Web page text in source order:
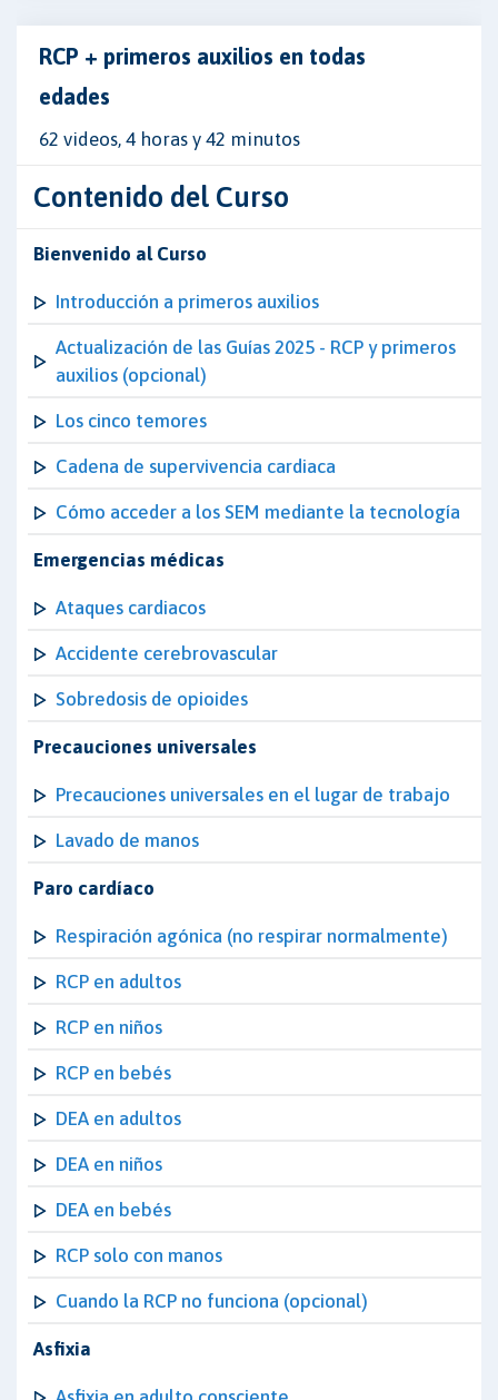
RCP + primeros auxilios en todas
edades
62 videos, 4 horas y 42 minutos
Contenido del Curso
Bienvenido al Curso
Introducción a primeros auxilios
Actualización de las Guías 2025 - RCP y primeros
auxilios (opcional)
Los cinco temores
Cadena de supervivencia cardiaca
Cómo acceder a los SEM mediante la tecnología
Emergencias médicas
Ataques cardiacos
Accidente cerebrovascular
Sobredosis de opioides
Precauciones universales
Precauciones universales en el lugar de trabajo
Lavado de manos
Paro cardíaco
Respiración agónica (no respirar normalmente)
RCP en adultos
RCP en niños
RCP en bebés
DEA en adultos
DEA en niños
DEA en bebés
RCP solo con manos
Cuando la RCP no funciona (opcional)
Asfixia